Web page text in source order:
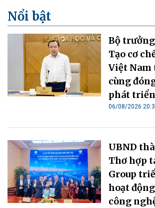
Nổi bật
Bộ trưởng
Tạo cơ
Việt Nam
cùng
phát
06/08/2026
UBND
Thơ hợp
Group
hoạt
công